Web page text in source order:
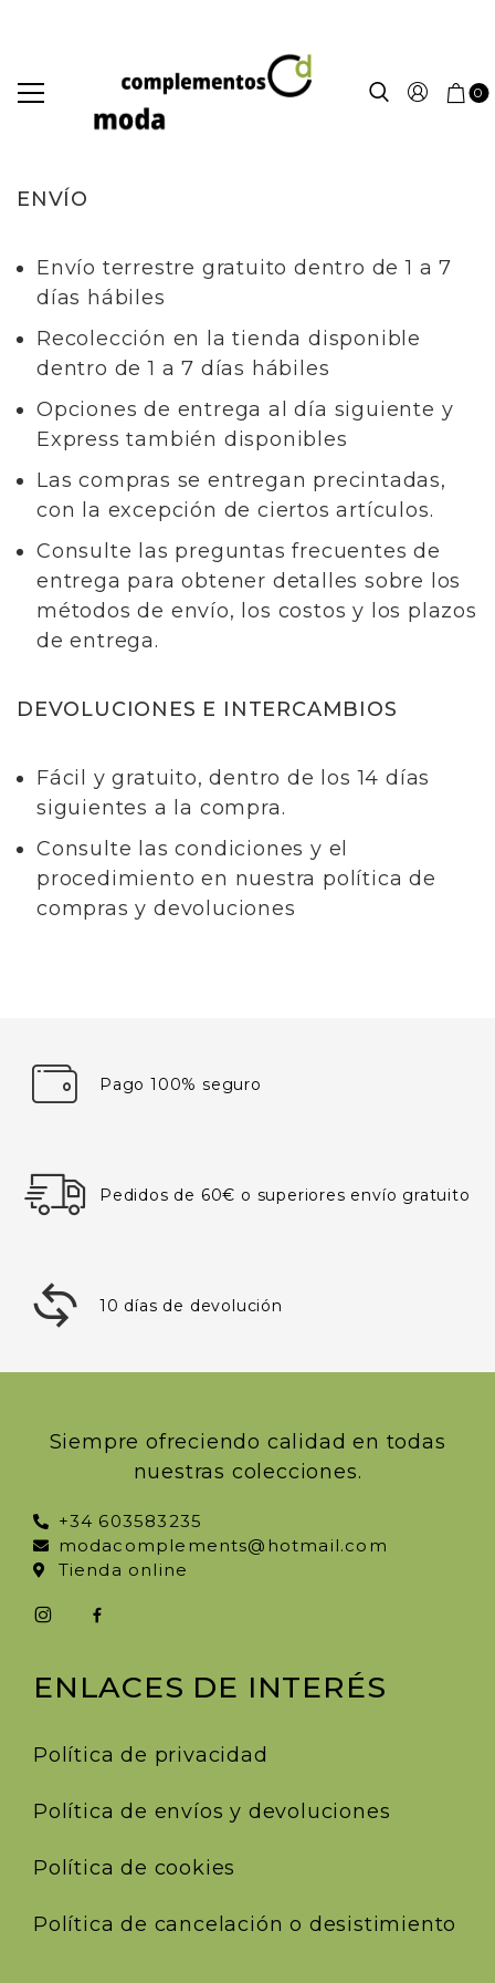
0
ENVÍO
Envío terrestre gratuito dentro de 1 a 7
días hábiles
Recolección en la tienda disponible
dentro de 1 a 7 días hábiles
Opciones de entrega al día siguiente y
Express también disponibles
Las compras se entregan precintadas,
con la excepción de ciertos artículos.
Consulte las preguntas frecuentes de
entrega para obtener detalles sobre los
métodos de envío, los costos y los plazos
de entrega.
DEVOLUCIONES E INTERCAMBIOS
Fácil y gratuito, dentro de los 14 días
siguientes a la compra.
Consulte las condiciones y el
procedimiento en nuestra política de
compras y devoluciones
Pago 100% seguro
Pedidos de 60€ o superiores envío gratuito
10 días de devolución
Siempre ofreciendo calidad en todas
nuestras colecciones.
+34 603583235
modacomplements@hotmail.com
Tienda online
ENLACES DE INTERÉS
Política de privacidad
Política de envíos y devoluciones
Política de cookies
Política de cancelación o desistimiento